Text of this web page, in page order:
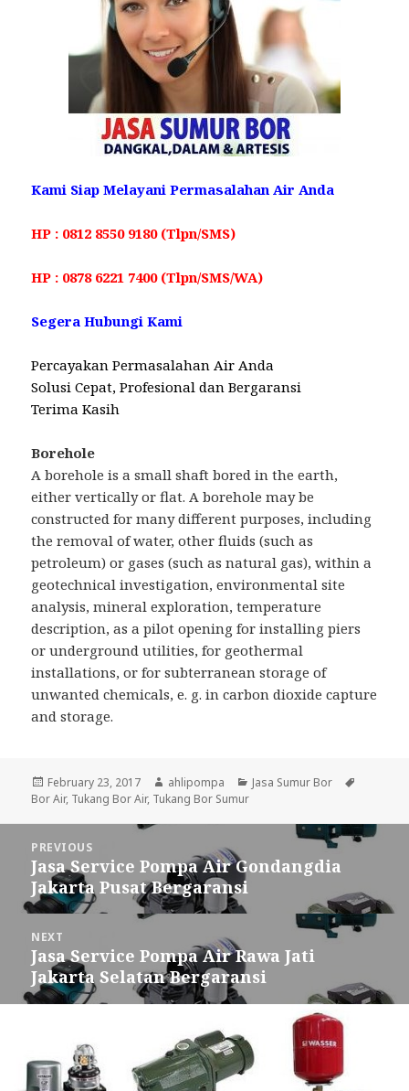
Kami Siap Melayani Permasalahan Air Anda
HP : 0812 8550 9180 (Tlpn/SMS)
HP : 0878 6221 7400 (Tlpn/SMS/WA)
Segera Hubungi Kami
Percayakan Permasalahan Air Anda
Solusi Cepat, Profesional dan Bergaransi
Terima Kasih
Borehole
A borehole is a small shaft bored in the earth,
either vertically or flat. A borehole may be
constructed for many different purposes, including
the removal of water, other fluids (such as
petroleum) or gases (such as natural gas), within a
geotechnical investigation, environmental site
analysis, mineral exploration, temperature
description, as a pilot opening for installing piers
or underground utilities, for geothermal
installations, or for subterranean storage of
unwanted chemicals, e. g. in carbon dioxide capture
and storage.
Posted
on
February 23, 2017 Author
ahlipompa Categories
Jasa Sumur Bor
Bor Air, Tukang Bor Air, Tukang Bor Sumur
navigation
PREVIOUS
Previous
post:
Jasa Service Pompa Air Gondangdia
Jakarta Pusat Bergaransi
NEXT
Next
post:
Jasa Service Pompa Air Rawa Jati
Jakarta Selatan Bergaransi